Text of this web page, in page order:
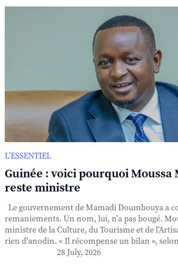
L’ESSENTIEL
Guinée : voici pourquoi Moussa
reste ministre
Le gouvernement de Mamadi Doumbouya a
remaniements. Un nom, lui, n'a pas bougé.
ministre de la Culture, du Tourisme et de
rien d'anodin. « Il récompense un bilan »,
28 July, 2026